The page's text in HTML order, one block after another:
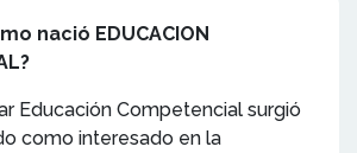
nació EDUCACION
Educación Competencial surgió
como interesado en la